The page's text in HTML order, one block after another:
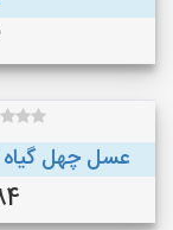
عسل چهل گیاه